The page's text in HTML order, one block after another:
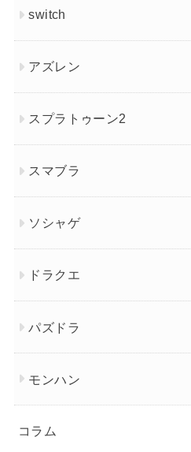
switch
アズレン
スプラトゥーン2
スマブラ
ソシャゲ
ドラクエ
パズドラ
モンハン
コラム